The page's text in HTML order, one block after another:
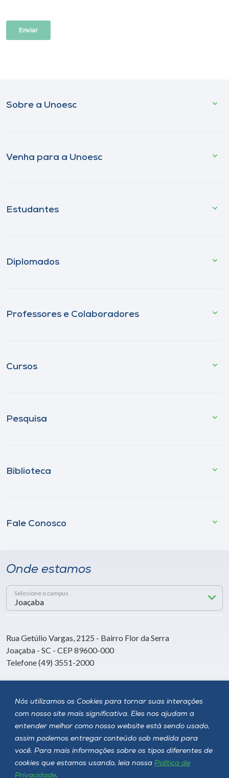
Nós utilizamos os Cookies para tornar suas interações
com nosso site mais significativa. Eles nos ajudam a
entender melhor como nosso website está sendo usado,
assim podemos entregar conteúdo sob medida para
você. Para mais informações sobre os tipos diferentes de
cookies que estamos usando, leia nossa Política de
Privacidade.
Sobre a Unoesc
Venha para a Unoesc
Estudantes
Diplomados
Professores e Colaboradores
Cursos
Pesquisa
Biblioteca
Fale Conosco
Onde estamos
Selecione o campus
Rua Getúlio Vargas, 2125 - Bairro Flor da Serra
Joaçaba - SC - CEP 89600-000
Telefone (49) 3551-2000
Siga a Unoesc